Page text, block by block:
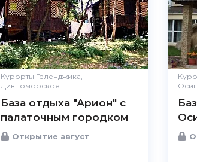
Курорты Геленджика,
Дивноморское
База отдыха "Арион" с
палаточным городком
Открытие август